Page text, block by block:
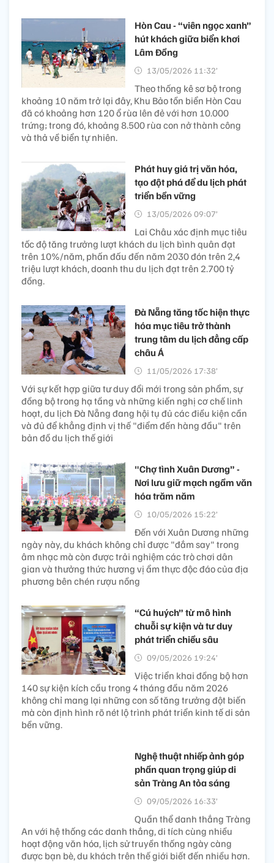
Hòn Cau - “viên ngọc xanh”
hút khách giữa biển khơi
Lâm Đồng
13/05/2026 11:32’
Theo thống kê sơ bộ trong
khoảng 10 năm trở lại đây, Khu Bảo tồn biển Hòn Cau
đã có khoảng hơn 120 ổ rùa lên đẻ với hơn 10.000
trứng; trong đó, khoảng 8.500 rùa con nở thành công
và thả về biển tự nhiên.
Phát huy giá trị văn hóa,
tạo đột phá để du lịch phát
triển bền vững
13/05/2026 09:07’
Lai Châu xác định mục tiêu
tốc độ tăng trưởng lượt khách du lịch bình quân đạt
trên 10%/năm, phấn đấu đến năm 2030 đón trên 2,4
triệu lượt khách, doanh thu du lịch đạt trên 2.700 tỷ
đồng.
Đà Nẵng tăng tốc hiện thực
hóa mục tiêu trở thành
trung tâm du lịch đẳng cấp
châu Á
11/05/2026 17:38’
Với sự kết hợp giữa tư duy đổi mới trong sản phẩm, sự
đồng bộ trong hạ tầng và những kiến nghị cơ chế linh
hoạt, du lịch Đà Nẵng đang hội tụ đủ các điều kiện cần
và đủ để khẳng định vị thế "điểm đến hàng đầu" trên
bản đồ du lịch thế giới
"Chợ tình Xuân Dương” -
Nơi lưu giữ mạch ngầm văn
hóa trăm năm
10/05/2026 15:22’
Đến với Xuân Dương những
ngày này, du khách không chỉ được "đắm say" trong
âm nhạc mà còn được trải nghiệm các trò chơi dân
gian và thưởng thức hương vị ẩm thực độc đáo của địa
phương bên chén rượu nồng
“Cú huých” từ mô hình
chuỗi sự kiện và tư duy
phát triển chiều sâu
09/05/2026 19:24’
Việc triển khai đồng bộ hơn
140 sự kiện kích cầu trong 4 tháng đầu năm 2026
không chỉ mang lại những con số tăng trưởng đột biến
mà còn định hình rõ nét lộ trình phát triển kinh tế di sản
bền vững.
Nghệ thuật nhiếp ảnh góp
phần quan trọng giúp di
sản Tràng An tỏa sáng
09/05/2026 16:33’
Quần thể danh thắng Tràng
An với hệ thống các danh thắng, di tích cùng nhiều
hoạt động văn hóa, lịch sử truyền thống ngày càng
được bạn bè, du khách trên thế giới biết đến nhiều hơn.